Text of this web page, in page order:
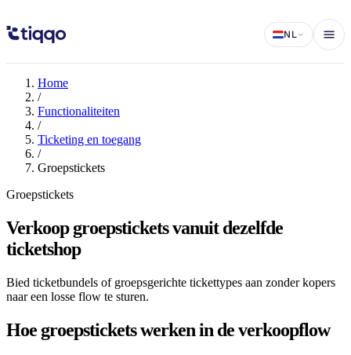
NL
Home
/
Functionaliteiten
/
Ticketing en toegang
/
Groepstickets
Groepstickets
Verkoop groepstickets vanuit dezelfde
ticketshop
Bied ticketbundels of groepsgerichte tickettypes aan zonder kopers
naar een losse flow te sturen.
Hoe groepstickets werken in de verkoopflow